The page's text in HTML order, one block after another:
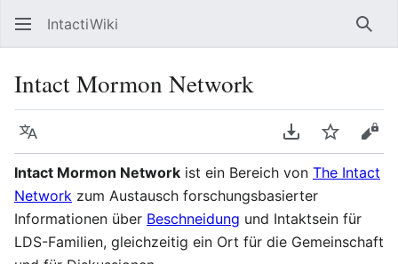
IntactiWiki
Intact Mormon Network
Sprache PDF
Intact Mormon Network ist ein Bereich von The Intact
Network zum Austausch forschungsbasierter
Informationen über Beschneidung und Intaktsein für
LDS-Familien, gleichzeitig ein Ort für die Gemeinschaft